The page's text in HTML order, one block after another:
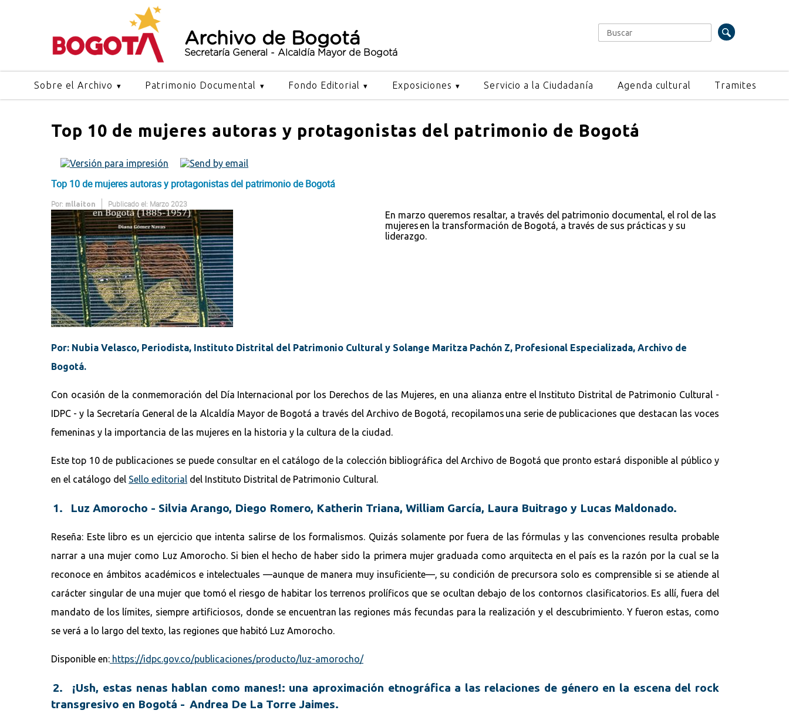
Archivo de Bogotá
Secretaría General - Alcaldía Mayor de Bogotá
Formulario de búsqueda
Buscar
Sobre el Archivo Patrimonio Documental Fondo Editorial Exposiciones Servicio a la Ciudadanía Agenda cultural Tramites
Top 10 de mujeres autoras y protagonistas del patrimonio de Bogotá
Top 10 de mujeres autoras y protagonistas del patrimonio de Bogotá
Por: mllaiton Publicado el: Marzo 2023
En marzo queremos resaltar, a través del patrimonio documental, el rol de las
mujeres en la transformación de Bogotá, a través de sus prácticas y su
liderazgo.
Por: Nubia Velasco, Periodista, Instituto Distrital del Patrimonio Cultural y Solange Maritza Pachón Z, Profesional Especializada, Archivo de
Bogotá.
Con ocasión de la conmemoración del Día Internacional por los Derechos de las Mujeres, en una alianza entre el Instituto Distrital de Patrimonio Cultural -
IDPC - y la Secretaría General de la Alcaldía Mayor de Bogotá a través del Archivo de Bogotá, recopilamos una serie de publicaciones que destacan las voces
femeninas y la importancia de las mujeres en la historia y la cultura de la ciudad.
Este top 10 de publicaciones se puede consultar en el catálogo de la colección bibliográfica del Archivo de Bogotá que pronto estará disponible al público y
en el catálogo del Sello editorial del Instituto Distrital de Patrimonio Cultural.
1. Luz Amorocho - Silvia Arango, Diego Romero, Katherin Triana, William García, Laura Buitrago y Lucas Maldonado.
Reseña: Este libro es un ejercicio que intenta salirse de los formalismos. Quizás solamente por fuera de las fórmulas y las convenciones resulta probable
narrar a una mujer como Luz Amorocho. Si bien el hecho de haber sido la primera mujer graduada como arquitecta en el país es la razón por la cual se la
reconoce en ámbitos académicos e intelectuales —aunque de manera muy insuficiente—, su condición de precursora solo es comprensible si se atiende al
carácter singular de una mujer que tomó el riesgo de habitar los terrenos prolíficos que se ocultan debajo de los contornos clasificatorios. Es allí, fuera del
mandato de los límites, siempre artificiosos, donde se encuentran las regiones más fecundas para la realización y el descubrimiento. Y fueron estas, como
se verá a lo largo del texto, las regiones que habitó Luz Amorocho.
Disponible en: https://idpc.gov.co/publicaciones/producto/luz-amorocho/
2. ¡Ush, estas nenas hablan como manes!: una aproximación etnográfica a las relaciones de género en la escena del rock
transgresivo en Bogotá - Andrea De La Torre Jaimes.